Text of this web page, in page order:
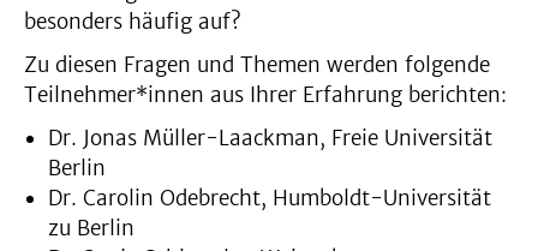
besonders häufig auf?
Zu diesen Fragen und Themen werden folgende
Teilnehmer*innen aus Ihrer Erfahrung berichten:
Dr. Jonas Müller-Laackman, Freie Universität
Berlin
Dr. Carolin Odebrecht, Humboldt-Universität
zu Berlin